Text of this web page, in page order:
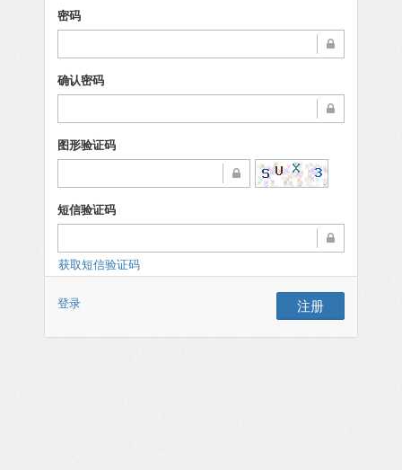
密码
确认密码
图形验证码
短信验证码
获取短信验证码
登录 注册